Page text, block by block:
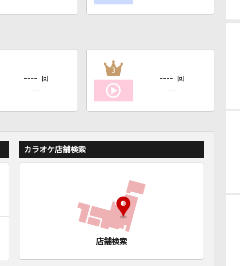
---- 回
----
3
---- 回
----
カラオケ店舗検索
店舗検索